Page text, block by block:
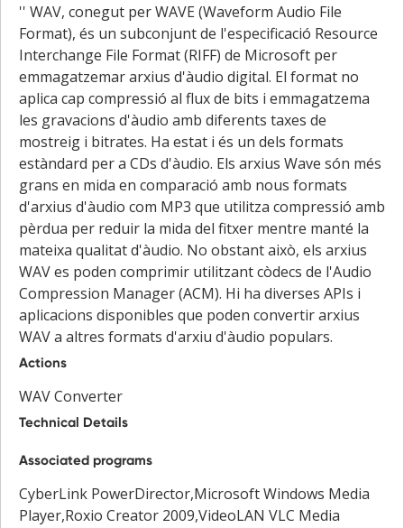
'' WAV, conegut per WAVE (Waveform Audio File
Format), és un subconjunt de l'especificació Resource
Interchange File Format (RIFF) de Microsoft per
emmagatzemar arxius d'àudio digital. El format no
aplica cap compressió al flux de bits i emmagatzema
les gravacions d'àudio amb diferents taxes de
mostreig i bitrates. Ha estat i és un dels formats
estàndard per a CDs d'àudio. Els arxius Wave són més
grans en mida en comparació amb nous formats
d'arxius d'àudio com MP3 que utilitza compressió amb
pèrdua per reduir la mida del fitxer mentre manté la
mateixa qualitat d'àudio. No obstant això, els arxius
WAV es poden comprimir utilitzant còdecs de l'Audio
Compression Manager (ACM). Hi ha diverses APIs i
aplicacions disponibles que poden convertir arxius
WAV a altres formats d'arxiu d'àudio populars.
Actions
WAV Converter
Technical Details
Associated programs
CyberLink PowerDirector,Microsoft Windows Media
Player,Roxio Creator 2009,VideoLAN VLC Media